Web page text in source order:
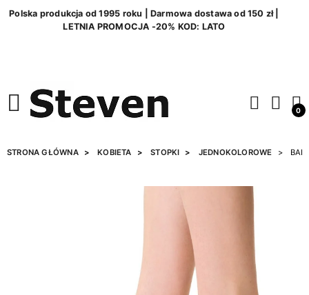
Polska produkcja od 1995 roku | Darmowa dostawa od 150 zł |
LETNIA PROMOCJA -20% KOD: LATO
0
STRONA GŁÓWNA KOBIETA STOPKI JEDNOKOLOROWE